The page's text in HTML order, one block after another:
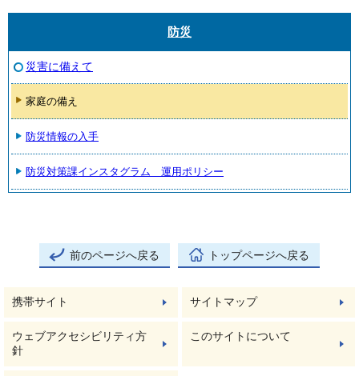
防災
災害に備えて
家庭の備え
防災情報の入手
防災対策課インスタグラム 運用ポリシー
前のページへ戻る トップページへ戻る
携帯サイト サイトマップ
ウェブアクセシビリティ方
針
このサイトについて